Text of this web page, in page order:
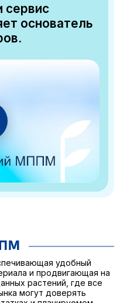
сервис
основатель
удобный
и продвигающая на
растений, где все
могут доверять